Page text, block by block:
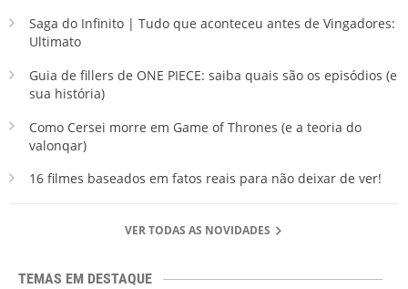
Saga do Infinito | Tudo que aconteceu antes de Vingadores:
Ultimato
Guia de fillers de ONE PIECE: saiba quais são os episódios (e
sua história)
Como Cersei morre em Game of Thrones (e a teoria do
valonqar)
16 filmes baseados em fatos reais para não deixar de ver!
VER TODAS AS NOVIDADES
TEMAS EM DESTAQUE